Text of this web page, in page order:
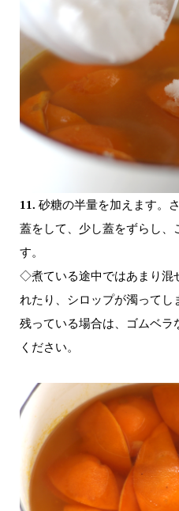
11. 砂糖の半量を加えます。
蓋をして、少し蓋をずらし、
す。
◇煮ている途中ではあまり混
れたり、シロップが濁ってし
残っている場合は、ゴムベラ
ください。